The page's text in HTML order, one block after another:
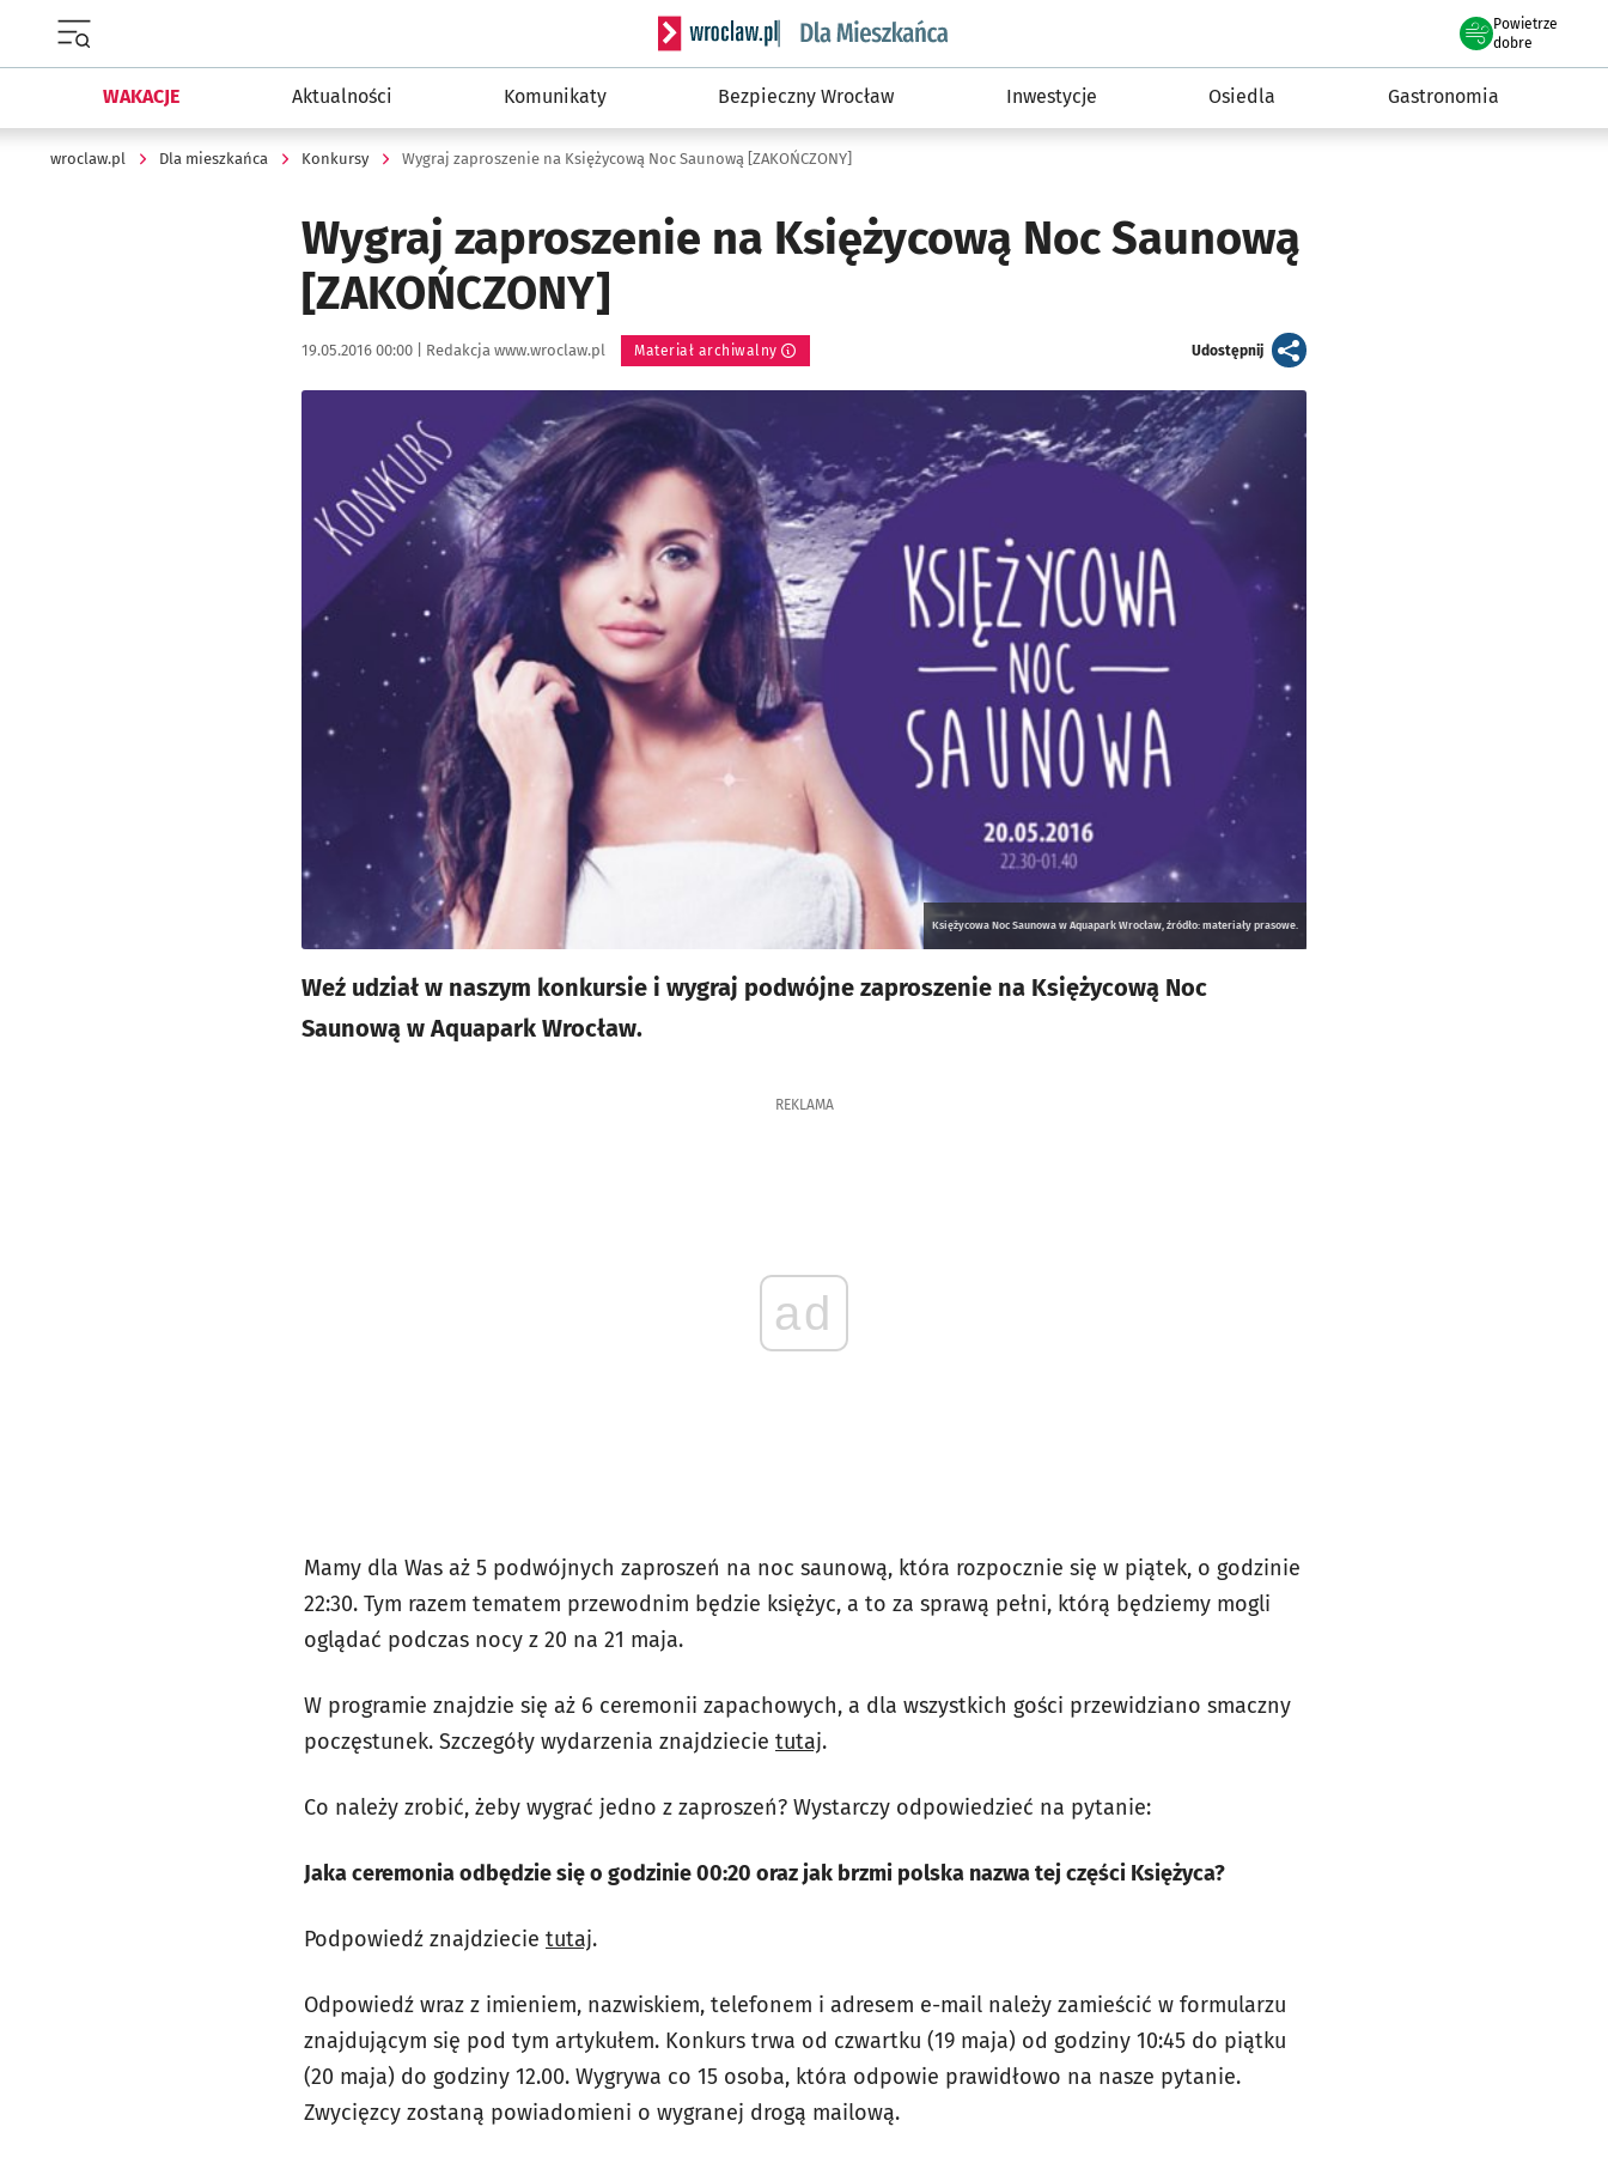
Serwis informacyjny wroclaw.pl podserwis: Dla mieszkańca
Powietrze
we Wrocławiu
dobre
WAKACJE Aktualności Komunikaty Bezpieczny Wrocław Inwestycje Osiedla Gastronomia
wroclaw.pl Dla mieszkańca Konkursy Wygraj zaproszenie na Księżycową Noc Saunową [ZAKOŃCZONY]
Wygraj zaproszenie na Księżycową Noc Saunową
[ZAKOŃCZONY]
Data publikacji:
19.05.2016 00:00 | Autor:
Redakcja www.wroclaw.pl Materiał archiwalny Udostępnijartykuł
Księżycowa Noc Saunowa w Aquapark Wrocław, źródło: materiały prasowe.
Weź udział w naszym konkursie i wygraj podwójne zaproszenie na Księżycową Noc
Saunową w Aquapark Wrocław.
REKLAMA
ad
Mamy dla Was aż 5 podwójnych zaproszeń na noc saunową, która rozpocznie się w piątek, o godzinie
22:30. Tym razem tematem przewodnim będzie księżyc, a to za sprawą pełni, którą będziemy mogli
oglądać podczas nocy z 20 na 21 maja.
W programie znajdzie się aż 6 ceremonii zapachowych, a dla wszystkich gości przewidziano smaczny
poczęstunek. Szczegóły wydarzenia znajdziecie tutaj.
Co należy zrobić, żeby wygrać jedno z zaproszeń? Wystarczy odpowiedzieć na pytanie:
Jaka ceremonia odbędzie się o godzinie 00:20 oraz jak brzmi polska nazwa tej części Księżyca?
Podpowiedź znajdziecie tutaj.
Odpowiedź wraz z imieniem, nazwiskiem, telefonem i adresem e-mail należy zamieścić w formularzu
znajdującym się pod tym artykułem. Konkurs trwa od czwartku (19 maja) od godziny 10:45 do piątku
(20 maja) do godziny 12.00. Wygrywa co 15 osoba, która odpowie prawidłowo na nasze pytanie.
Zwycięzcy zostaną powiadomieni o wygranej drogą mailową.